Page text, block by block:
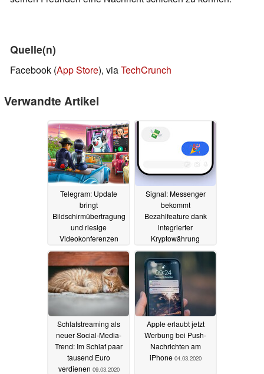
Quelle(n)
Facebook (App Store), viaTechCrunch
Verwandte Artikel
Telegram: Update
bringt
Bildschirmübertragung
und riesige
Videokonferenzen
31.07.2021
Signal: Messenger
bekommt
Bezahlfeature dank
integrierter
Kryptowährung
08.04.2021
Schlafstreaming als
neuer Social-Media-
Trend: Im Schlaf paar
tausend Euro
verdienen 09.03.2020
Apple erlaubt jetzt
Werbung bei Push-
Nachrichten am
iPhone 04.03.2020